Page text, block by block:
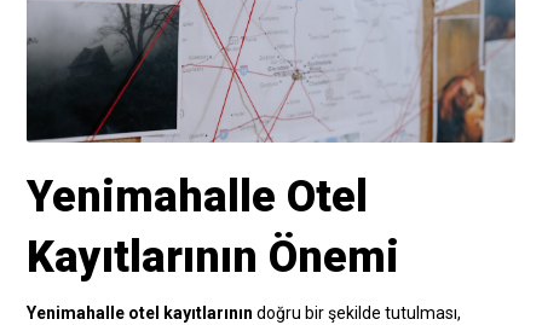
Yenimahalle Otel
Kayıtlarının Önemi
Yenimahalle otel kayıtlarının doğru bir şekilde tutulması,